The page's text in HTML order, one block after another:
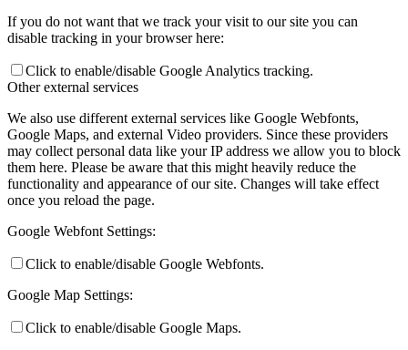
If you do not want that we track your visit to our site you can
disable tracking in your browser here:
Click to enable/disable Google Analytics tracking.
Other external services
We also use different external services like Google Webfonts,
Google Maps, and external Video providers. Since these providers
may collect personal data like your IP address we allow you to block
them here. Please be aware that this might heavily reduce the
functionality and appearance of our site. Changes will take effect
once you reload the page.
Google Webfont Settings:
Click to enable/disable Google Webfonts.
Google Map Settings:
Click to enable/disable Google Maps.